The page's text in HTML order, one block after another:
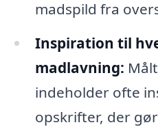
madspild fra
Inspiration til
madlavning:
indeholder ofte
opskrifter, der